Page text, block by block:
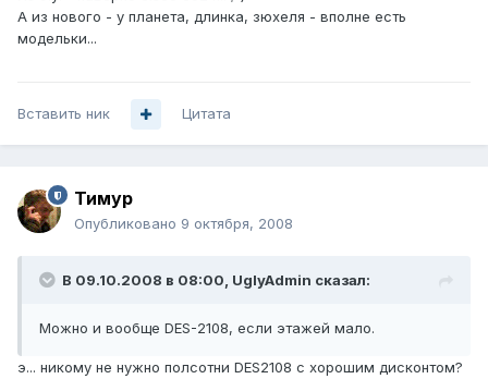
А из нового - у планета, длинка, зюхеля - вполне есть
модельки...
Вставить ник Цитата
Тимур
Опубликовано 9 октября, 2008
В 09.10.2008 в 08:00, UglyAdmin сказал:
Можно и вообще DES-2108, если этажей мало.
э... никому не нужно полсотни DES2108 с хорошим дисконтом?